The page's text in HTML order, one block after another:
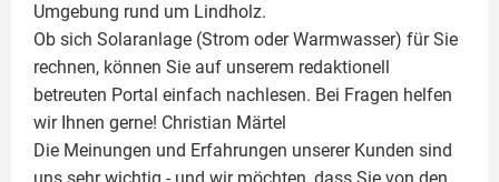
Umgebung rund um Lindholz.
Ob sich Solaranlage (Strom oder Warmwasser) für Sie
rechnen, können Sie auf unserem redaktionell
betreuten Portal einfach nachlesen. Bei Fragen helfen
wir Ihnen gerne! Christian Märtel
Die Meinungen und Erfahrungen unserer Kunden sind